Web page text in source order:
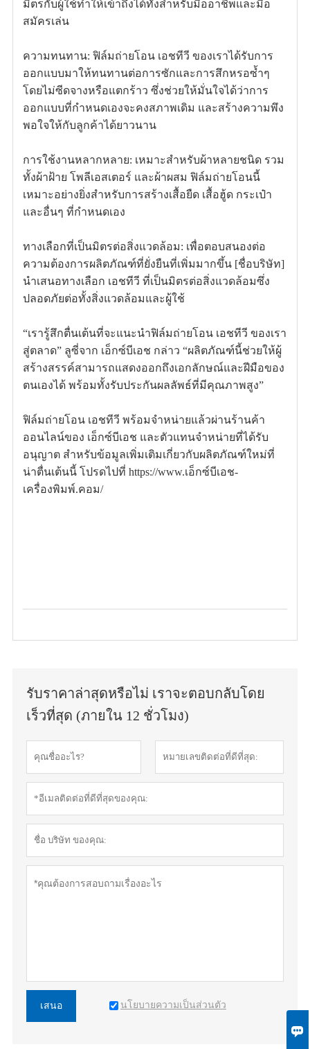

มิตรกับผู้ใช้ทำให้เข้าถึงได้ทั้งสำหรับมืออาชีพและมือ
สมัครเล่น
ความทนทาน: ฟิล์มถ่ายโอน เอชทีวี ของเราได้รับการ
ออกแบบมาให้ทนทานต่อการซักและการสึกหรอซ้ำๆ
โดยไม่ซีดจางหรือแตกร้าว ซึ่งช่วยให้มั่นใจได้ว่าการ
ออกแบบที่กำหนดเองจะคงสภาพเดิม และสร้างความพึง
พอใจให้กับลูกค้าได้ยาวนาน
การใช้งานหลากหลาย: เหมาะสำหรับผ้าหลายชนิด รวม
ทั้งผ้าฝ้าย โพลีเอสเตอร์ และผ้าผสม ฟิล์มถ่ายโอนนี้
เหมาะอย่างยิ่งสำหรับการสร้างเสื้อยืด เสื้อฮู้ด กระเป๋า
และอื่นๆ ที่กำหนดเอง
ทางเลือกที่เป็นมิตรต่อสิ่งแวดล้อม: เพื่อตอบสนองต่อ
ความต้องการผลิตภัณฑ์ที่ยั่งยืนที่เพิ่มมากขึ้น [ชื่อบริษัท]
นำเสนอทางเลือก เอชทีวี ที่เป็นมิตรต่อสิ่งแวดล้อมซึ่ง
ปลอดภัยต่อทั้งสิ่งแวดล้อมและผู้ใช้
“เรารู้สึกตื่นเต้นที่จะแนะนำฟิล์มถ่ายโอน เอชทีวี ของเรา
สู่ตลาด” ลูซี่จาก เอ็กซ์บีเอช กล่าว “ผลิตภัณฑ์นี้ช่วยให้ผู้
สร้างสรรค์สามารถแสดงออกถึงเอกลักษณ์และฝีมือของ
ตนเองได้ พร้อมทั้งรับประกันผลลัพธ์ที่มีคุณภาพสูง”
ฟิล์มถ่ายโอน เอชทีวี พร้อมจำหน่ายแล้วผ่านร้านค้า
ออนไลน์ของ เอ็กซ์บีเอช และตัวแทนจำหน่ายที่ได้รับ
อนุญาต สำหรับข้อมูลเพิ่มเติมเกี่ยวกับผลิตภัณฑ์ใหม่ที่
น่าตื่นเต้นนี้ โปรดไปที่ https://www.เอ็กซ์บีเอช-
เครื่องพิมพ์.คอม/
รับราคาล่าสุดหรือไม่ เราจะตอบกลับโดย
เร็วที่สุด (ภายใน 12 ชั่วโมง)
เสนอ นโยบายความเป็นส่วนตัว